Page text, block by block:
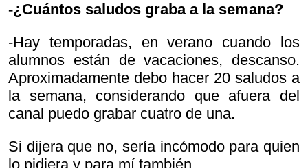
-¿Cuántos saludos graba a la semana?
-Hay temporadas, en verano cuando los
alumnos están de vacaciones, descanso.
Aproximadamente debo hacer 20 saludos a
la semana, considerando que afuera del
canal puedo grabar cuatro de una.
Si dijera que no, sería incómodo para quien
lo pidiera y para mí también.